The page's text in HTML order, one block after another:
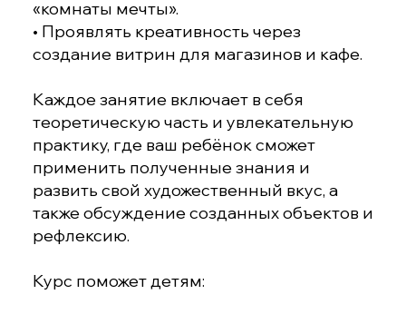
«комнаты мечты».
• Проявлять креативность через
создание витрин для магазинов и кафе.
Каждое занятие включает в себя
теоретическую часть и увлекательную
практику, где ваш ребёнок сможет
применить полученные знания и
развить свой художественный вкус, а
также обсуждение созданных объектов и
рефлексию.
Курс поможет детям: